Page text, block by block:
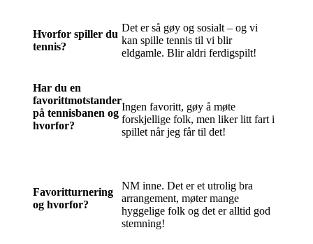
Hvorfor spiller du
tennis?
Det er så gøy og sosialt – og vi
kan spille tennis til vi blir
eldgamle. Blir aldri ferdigspilt!
Har du en
favorittmotstander
på tennisbanen og
hvorfor?
Ingen favoritt, gøy å møte
forskjellige folk, men liker litt fart i
spillet når jeg får til det!
Favoritturnering
og hvorfor?
NM inne. Det er et utrolig bra
arrangement, møter mange
hyggelige folk og det er alltid god
stemning!